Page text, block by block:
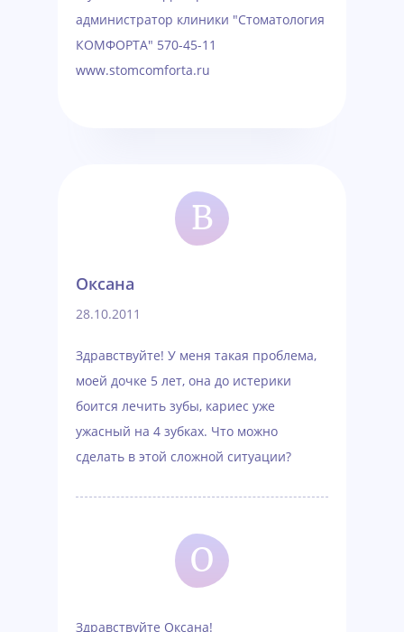
администратор клиники "Стоматология
КОМФОРТА" 570-45-11
www.stomcomforta.ru
В
Оксана
28.10.2011
Здравствуйте! У меня такая проблема,
моей дочке 5 лет, она до истерики
боится лечить зубы, кариес уже
ужасный на 4 зубках. Что можно
сделать в этой сложной ситуации?
О
Здравствуйте Оксана!